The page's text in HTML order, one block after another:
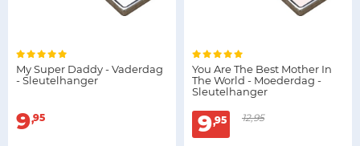
My Super Daddy - Vaderdag
- Sleutelhanger
9 95
You Are The Best Mother In
The World - Moederdag -
Sleutelhanger
9 95 12,95